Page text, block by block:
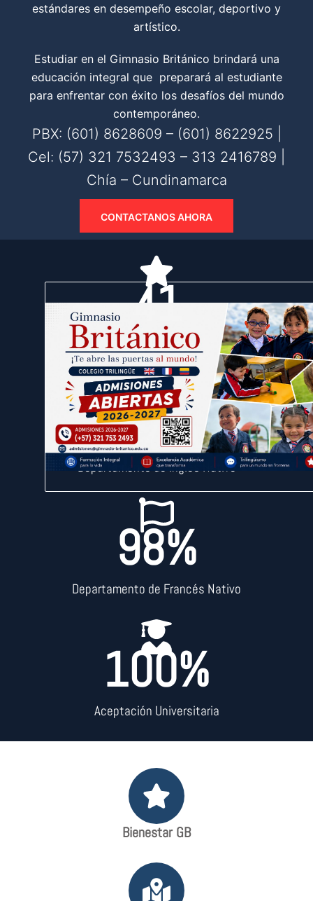
estándares en desempeño escolar, deportivo y
artístico.
Estudiar en el Gimnasio Británico brindará una
educación integral que preparará al estudiante
para enfrentar con éxito los desafíos del mundo
contemporáneo.
PBX: (601) 8628609 – (601) 8622925 |
Cel: (57) 321 7532493 – 313 2416789 |
Chía – Cundinamarca
CONTACTANOS AHORA
Años Educando
41
Departamento de Inglés Nativo
97%
Departamento de Francés Nativo
98%
Aceptación Universitaria
100%
Bienestar GB